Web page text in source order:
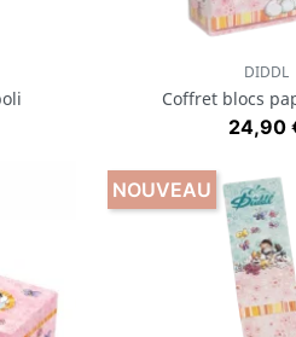
Aperçu
DIDDL
Coffret blocs
Prix
24,90
NOUVEAU